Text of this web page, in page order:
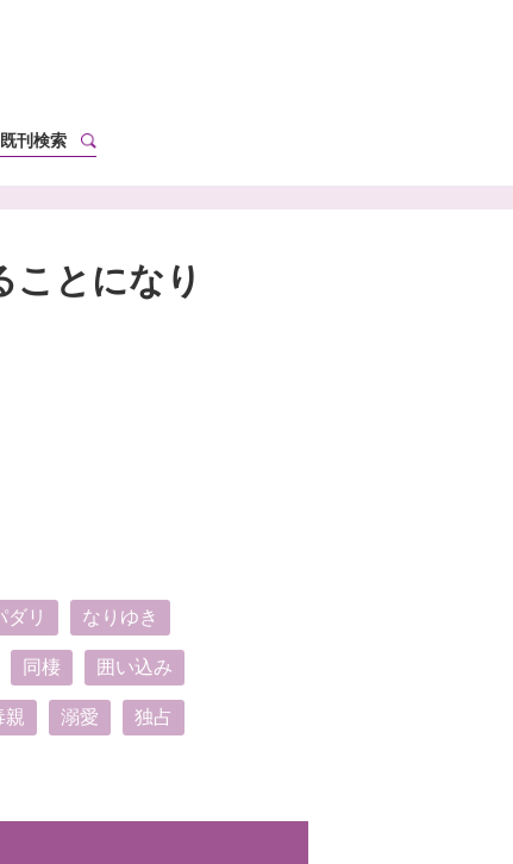
既刊検索
ことになり
ダリ なりゆき
同棲 囲い込み
親 溺愛 独占